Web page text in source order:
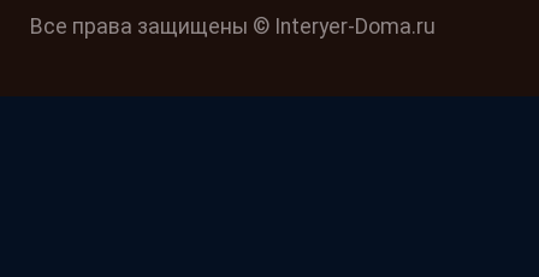
Все права защищены © Interyer-Doma.ru